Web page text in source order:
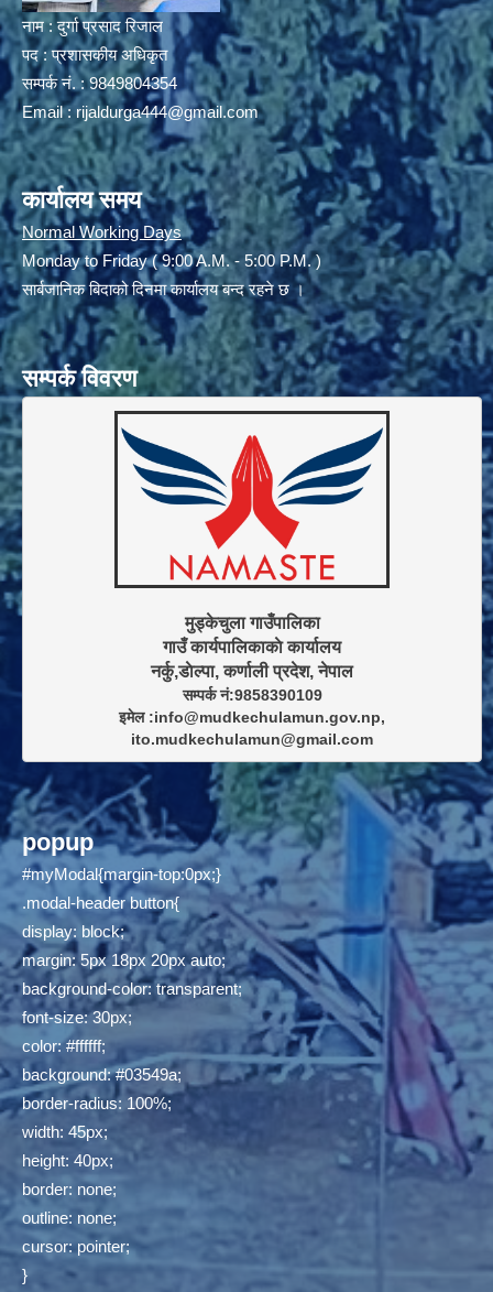
नाम : दुर्गा प्रसाद रिजाल
पद : प्रशासकीय अधिकृत
सम्पर्क नं. : 9849804354
Email : rijaldurga444@gmail.com
कार्यालय समय
Normal Working Days
Monday to Friday ( 9:00 A.M. - 5:00 P.M. )
सार्बजानिक बिदाको दिनमा कार्यालय बन्द रहने छ ।
सम्पर्क विवरण
मुड्केचुला गाउँपालिका
गाउँ कार्यपालिकाकाे कार्यालय
सम्पर्क नं:9858390109
इमेल :info@mudkechulamun.gov.np,
ito.mudkechulamun@gmail.com
popup
#myModal{margin-top:0px;}
.modal-header button{
display: block;
margin: 5px 18px 20px auto;
background-color: transparent;
font-size: 30px;
color: #ffffff;
background: #03549a;
border-radius: 100%;
width: 45px;
height: 40px;
border: none;
outline: none;
cursor: pointer;
}